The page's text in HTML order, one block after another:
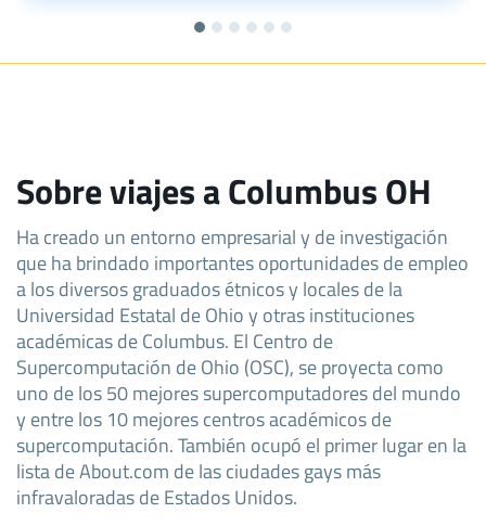
Sobre viajes a Columbus OH
Ha creado un entorno empresarial y de investigación
que ha brindado importantes oportunidades de empleo
a los diversos graduados étnicos y locales de la
Universidad Estatal de Ohio y otras instituciones
académicas de Columbus. El Centro de
Supercomputación de Ohio (OSC), se proyecta como
uno de los 50 mejores supercomputadores del mundo
y entre los 10 mejores centros académicos de
supercomputación. También ocupó el primer lugar en la
lista de About.com de las ciudades gays más
infravaloradas de Estados Unidos.